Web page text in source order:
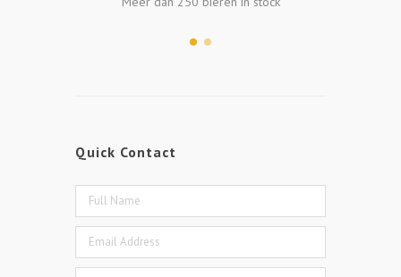
Quick Contact